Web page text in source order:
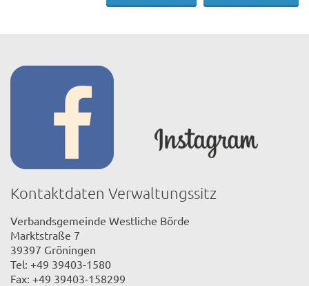
Kontaktdaten Verwaltungssitz
Verbandsgemeinde Westliche Börde
Marktstraße 7
39397 Gröningen
Tel: +49 39403-1580
Fax: +49 39403-158299